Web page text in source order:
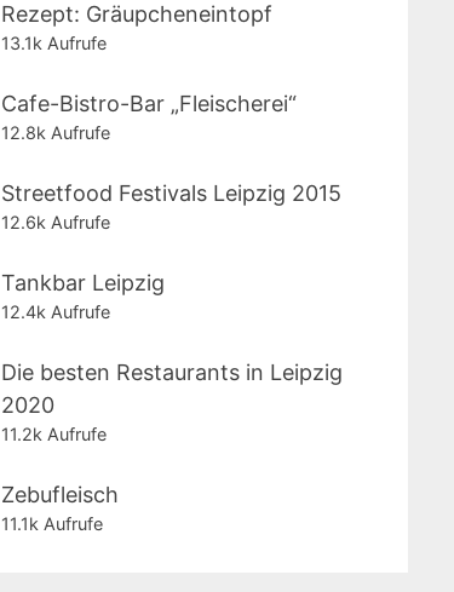
Rezept: Gräupcheneintopf
13.1k Aufrufe
Cafe-Bistro-Bar „Fleischerei“
12.8k Aufrufe
Streetfood Festivals Leipzig 2015
12.6k Aufrufe
Tankbar Leipzig
12.4k Aufrufe
Die besten Restaurants in Leipzig
2020
11.2k Aufrufe
Zebufleisch
11.1k Aufrufe